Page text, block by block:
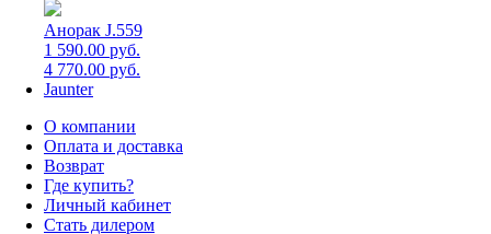
Анорак J.559
1 590.00 руб.
4 770.00 руб.
Jaunter
О компании
Оплата и доставка
Возврат
Где купить?
Личный кабинет
Стать дилером